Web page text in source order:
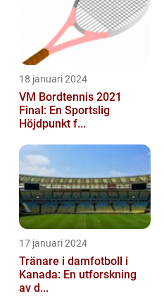
18 januari 2024
VM Bordtennis 2021
Final: En Sportslig
Höjdpunkt f...
17 januari 2024
Tränare i damfotboll i
Kanada: En utforskning
av d...